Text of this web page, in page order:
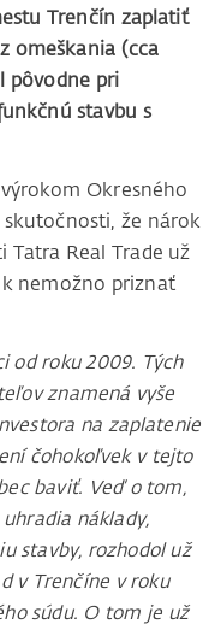
Trenčín zaplatiť
omeškania (cca
pôvodne pri
stavbu s
Okresného
že nárok
Tatra Real Trade už
nemožno priznať
od roku 2009. Tých
znamená vyše
na zaplatenie
čohokoľvek v tejto
baviť. Veď o tom,
náklady,
stavby, rozhodol už
v Trenčíne v roku
súdu. O tom je už